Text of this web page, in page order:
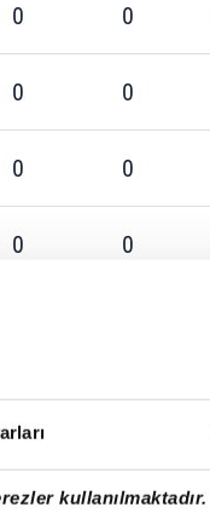
kullanılmaktadır.
0 0
0 0
0 0
0 0
0 0
0 0